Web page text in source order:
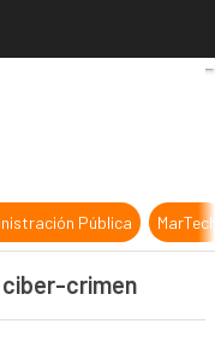
se unen frente al
Pública
ciber-crimen